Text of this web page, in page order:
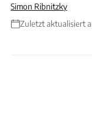
Simon Ribnitzky
Zuletzt aktualisiert